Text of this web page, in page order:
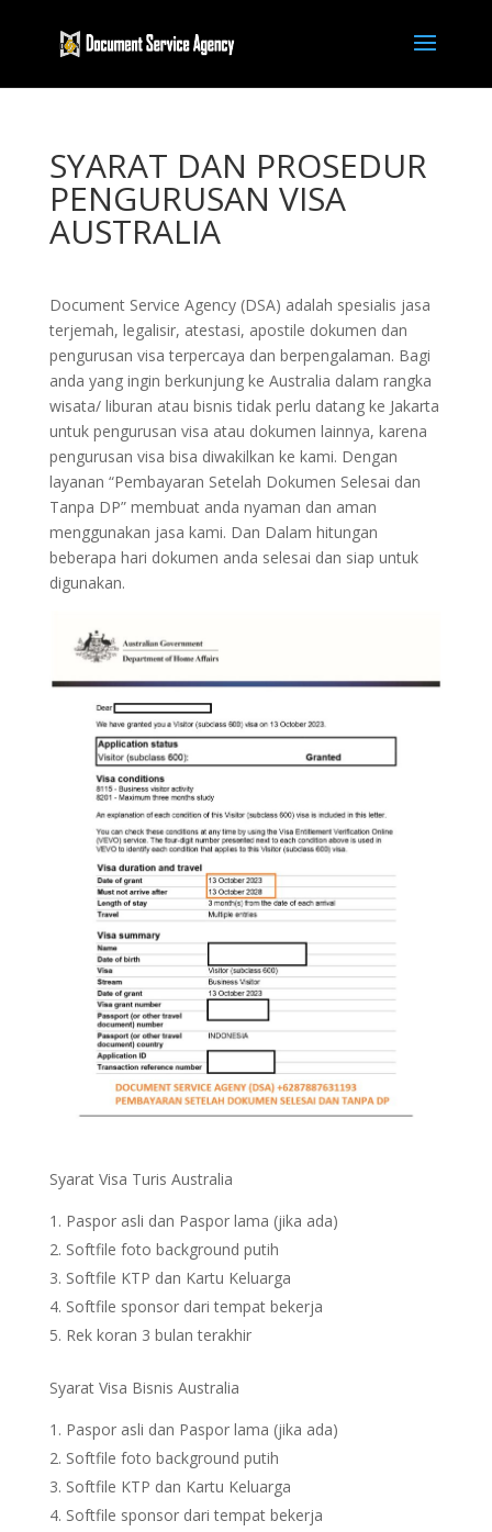
SYARAT DAN PROSEDUR
PENGURUSAN VISA
AUSTRALIA
Document Service Agency (DSA) adalah spesialis jasa
terjemah, legalisir, atestasi, apostile dokumen dan
pengurusan visa terpercaya dan berpengalaman. Bagi
anda yang ingin berkunjung ke Australia dalam rangka
wisata/ liburan atau bisnis tidak perlu datang ke Jakarta
untuk pengurusan visa atau dokumen lainnya, karena
pengurusan visa bisa diwakilkan ke kami. Dengan
layanan “Pembayaran Setelah Dokumen Selesai dan
Tanpa DP” membuat anda nyaman dan aman
menggunakan jasa kami. Dan Dalam hitungan
beberapa hari dokumen anda selesai dan siap untuk
digunakan.
Syarat Visa Turis Australia
Paspor asli dan Paspor lama (jika ada)
Softfile foto background putih
Softfile KTP dan Kartu Keluarga
Softfile sponsor dari tempat bekerja
Rek koran 3 bulan terakhir
Syarat Visa Bisnis Australia
Paspor asli dan Paspor lama (jika ada)
Softfile foto background putih
Softfile KTP dan Kartu Keluarga
Softfile sponsor dari tempat bekerja